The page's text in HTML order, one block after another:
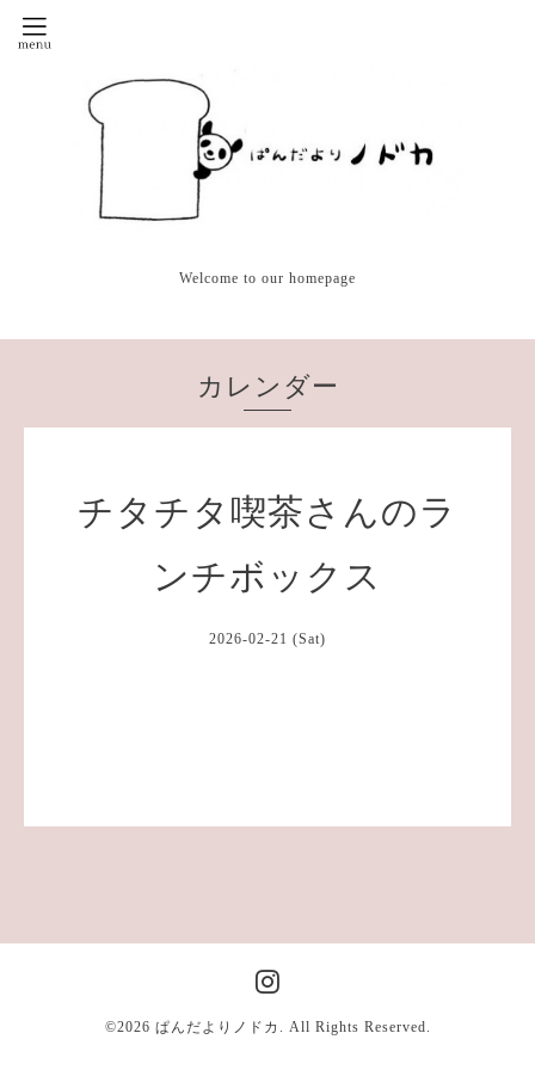
Welcome to our homepage
カレンダー
チタチタ喫茶さんのラ
ンチボックス
2026-02-21 (Sat)
©2026 ぱんだよりノドカ . All Rights Reserved.